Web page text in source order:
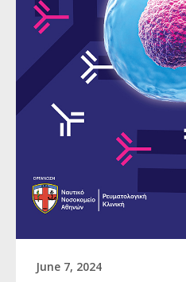
June 7, 2024